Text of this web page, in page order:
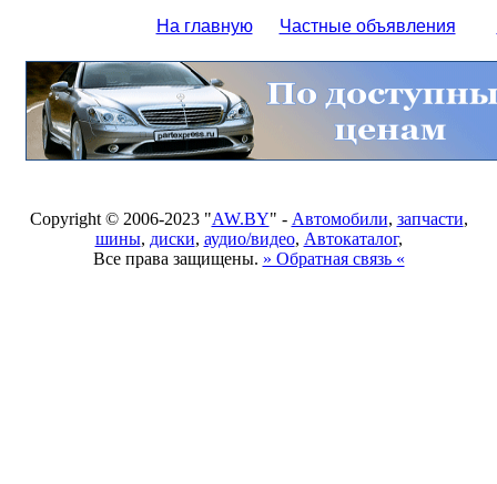
На главную Частные объявления
Copyright © 2006-2023 "AW.BY" - Автомобили, запчасти,
шины, диски, аудио/видео, Автокаталог,
Все права защищены. » Обратная связь «